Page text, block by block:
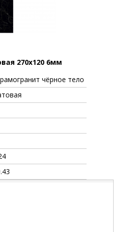
270x120 6мм
чёрное тело